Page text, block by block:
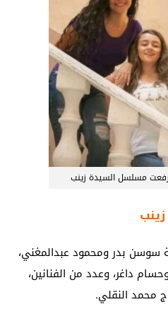
رفعت مسلسل السيدة زينب
سوسن بدر ومحمود عبدالمغني،
داغر، وعدد من الفنانين،
محمد النقلي.